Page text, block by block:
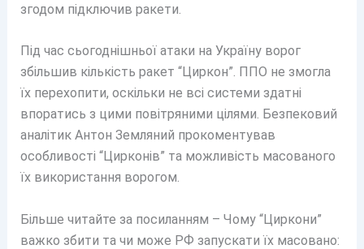
згодом підключив ракети.
Під час сьогоднішньої атаки на Україну ворог
збільшив кількість ракет “Циркон”. ППО не змогла
їх перехопити, оскільки не всі системи здатні
впоратись з цими повітряними цілями. Безпековий
аналітик Антон Земляний прокоментував
особливості “Цирконів” та можливість масованого
їх використання ворогом.
Більше читайте за посиланням – Чому “Циркони”
важко збити та чи може РФ запускати їх масовано: